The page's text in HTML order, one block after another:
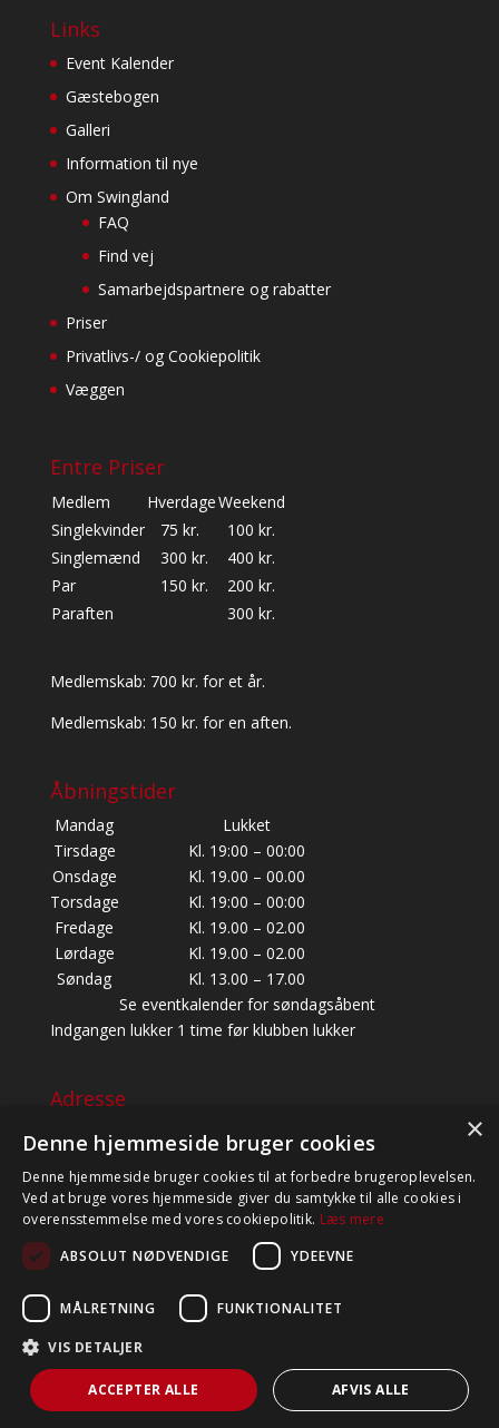
Links
Event Kalender
Gæstebogen
Galleri
Information til nye
Om Swingland
FAQ
Find vej
Samarbejdspartnere og rabatter
Priser
Privatlivs-/ og Cookiepolitik
Væggen
Entre Priser
Medlem HverdageWeekend
Singlekvinder
75 kr.
100 kr.
Singlemænd
300 kr.
400 kr.
Par
150 kr.
200 kr.
Paraften
300 kr.
Medlemskab: 700 kr. for et år.
Medlemskab: 150 kr. for en aften.
Åbningstider
Mandag
Lukket
Tirsdage
Kl. 19:00 – 00:00
Onsdage
Kl. 19.00 – 00.00
Torsdage
Kl. 19:00 – 00:00
Fredage
Kl. 19.00 – 02.00
Lørdage
Kl. 19.00 – 02.00
Søndag
Kl. 13.00 – 17.00
Se eventkalender for søndagsåbent
Indgangen lukker 1 time før klubben lukker
Adresse
BALDERSBÆKVEJ 22, 1. SAL,
2635 ISHØJ
CVR: 39454947
TELEFON: +45 60 81 82 83 (BESVARES KUN I
© Swingland 2020 - Alle rettigheder forbeholdes
×
Denne hjemmeside bruger cookies
Denne hjemmeside bruger cookies til at forbedre brugeroplevelsen.
Ved at bruge vores hjemmeside giver du samtykke til alle cookies i
overensstemmelse med vores cookiepolitik. Læs mere
ABSOLUT NØDVENDIGE
YDEEVNE
MÅLRETNING FUNKTIONALITET
VIS DETALJER
ACCEPTER ALLE AFVIS ALLE